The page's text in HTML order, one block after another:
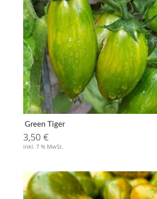
Green Tiger
3,50 €
inkl. 7 % MwSt.